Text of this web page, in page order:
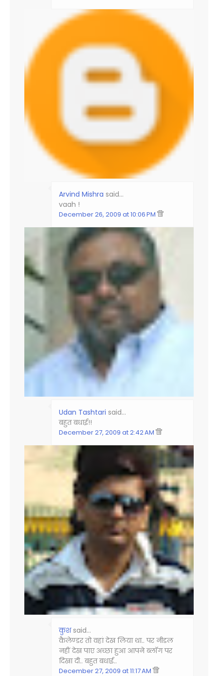
Arvind Mishra said…
vaah !
December 26, 2009 at 10:06 PM
Udan Tashtari said…
बहुत बधाई!!
December 27, 2009 at 2:42 AM
कुशsaid…
कैलेण्डर तो वहां देख लिया था.. पर नीडल
नहीं देख पाए अच्छा हुआ आपने ब्लॉग पर
दिखा दी.. बहुत बधाई..
December 27, 2009 at 11:17 AM